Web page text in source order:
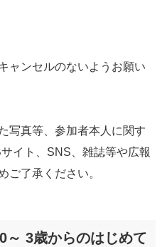
ャンセルのないようお願い
写真等、参加者本人に関す
イト、SNS、雑誌等や広報
ご了承ください。
～ 3歳からのはじめて